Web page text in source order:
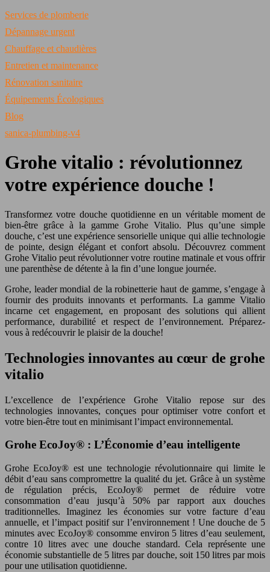
Services de plomberie
Dépannage urgent
Chauffage et chaudières
Entretien et maintenance
Rénovation sanitaire
Équipements Écologiques
Blog
sanica-plumbing-v4
Grohe vitalio : révolutionnez
votre expérience douche !
Transformez votre douche quotidienne en un véritable moment de
bien-être grâce à la gamme Grohe Vitalio. Plus qu’une simple
douche, c’est une expérience sensorielle unique qui allie technologie
de pointe, design élégant et confort absolu. Découvrez comment
Grohe Vitalio peut révolutionner votre routine matinale et vous offrir
une parenthèse de détente à la fin d’une longue journée.
Grohe, leader mondial de la robinetterie haut de gamme, s’engage à
fournir des produits innovants et performants. La gamme Vitalio
incarne cet engagement, en proposant des solutions qui allient
performance, durabilité et respect de l’environnement. Préparez-
vous à redécouvrir le plaisir de la douche!
Technologies innovantes au cœur de grohe
vitalio
L’excellence de l’expérience Grohe Vitalio repose sur des
technologies innovantes, conçues pour optimiser votre confort et
votre bien-être tout en minimisant l’impact environnemental.
Grohe EcoJoy® : L’Économie d’eau intelligente
Grohe EcoJoy® est une technologie révolutionnaire qui limite le
débit d’eau sans compromettre la qualité du jet. Grâce à un système
de régulation précis, EcoJoy® permet de réduire votre
consommation d’eau jusqu’à 50% par rapport aux douches
traditionnelles. Imaginez les économies sur votre facture d’eau
annuelle, et l’impact positif sur l’environnement ! Une douche de 5
minutes avec EcoJoy® consomme environ 5 litres d’eau seulement,
contre 10 litres avec une douche standard. Cela représente une
économie substantielle de 5 litres par douche, soit 150 litres par mois
pour une utilisation quotidienne.